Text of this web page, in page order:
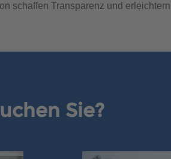
schaffen Transparenz und
Sie?